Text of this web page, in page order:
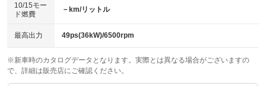
ベンチシート
：装備なし
チップアップシート
：装備なし
：装備なし ：装備なし
ウォークスルー
：装備なし
10/15モー
ド燃費
－km/リットル
最高出力 49ps(36kW)/6500rpm
※新車時のカタログデータとなります。実際とは異なる場合がございますの
で、詳細は販売店にご確認ください。